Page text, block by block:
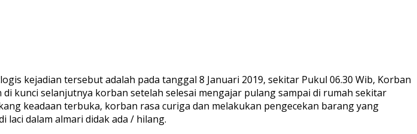
kejadian tersebut adalah pada tanggal 8 Januari 2019, sekitar Pukul 06.30 Wib, Korban
kunci selanjutnya korban setelah selesai mengajar pulang sampai di rumah sekitar
keadaan terbuka, korban rasa curiga dan melakukan pengecekan barang yang
laci dalam almari didak ada / hilang.